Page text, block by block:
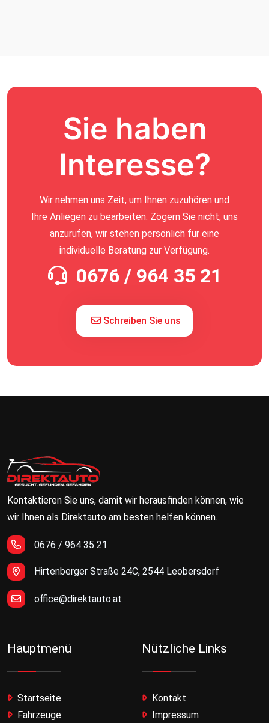
Sie haben
Interesse?
Wir nehmen uns Zeit, um Ihnen zuzuhören und
Ihre Anliegen zu bearbeiten. Zögern Sie nicht, uns
anzurufen, wir stehen persönlich für eine
individuelle Beratung zur Verfügung.
0676 / 964 35 21
Schreiben Sie uns
Kontaktieren Sie uns, damit wir herausfinden können, wie
wir Ihnen als Direktauto am besten helfen können.
0676 / 964 35 21
Hirtenberger Straße 24C, 2544 Leobersdorf
office@direktauto.at
Hauptmenü
Startseite
Fahrzeuge
Nützliche Links
Kontakt
Impressum